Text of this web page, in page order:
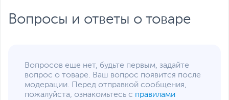
Вопросы и ответы о товаре
Вопросов еще нет, будьте первым, задайте
вопрос о товаре. Ваш вопрос появится после
модерации. Перед отправкой сообщения,
пожалуйста, ознакомьтесь с правилами